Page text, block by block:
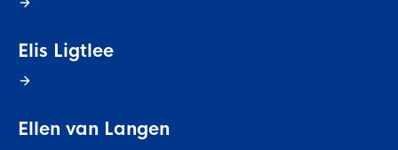
Elis Ligtlee
Ellen van Langen